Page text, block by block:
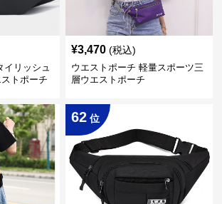
イリッシュ
トポーチ
¥3,470 (税込)
ウエストポーチ 軽量スポーツ三
層ウエストポーチ
62 位